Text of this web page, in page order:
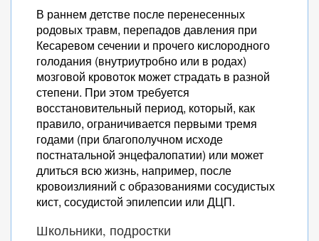
Циннаризин (Стугерон)
Винпоцетин (Кавинтон)
Альфа-адреноблокаторы
Комбинированные
препараты, расширяющие
сосуды
Дезагреганты
Курантил
Никотиновая кислота
Флаваноиды
Корректоры микроциркуляции
Бетагистин (Бетасерк)
Для кровообращения и памяти
В раннем детстве после перенесенных
родовых травм, перепадов давления при
Кесаревом сечении и прочего кислородного
голодания (внутриутробно или в родах)
мозговой кровоток может страдать в разной
степени. При этом требуется
восстановительный период, который, как
правило, ограничивается первыми тремя
годами (при благополучном исходе
постнатальной энцефалопатии) или может
длиться всю жизнь, например, после
кровоизлияний с образованиями сосудистых
кист, сосудистой эпилепсии или ДЦП.
Школьники, подростки